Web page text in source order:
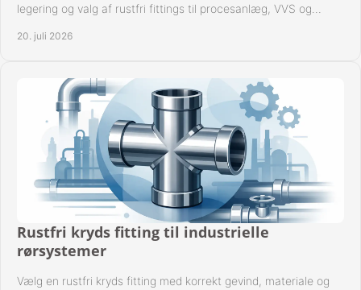
legering og valg af rustfri fittings til procesanlæg, VVS og
20. juli 2026
Rustfri kryds fitting til industrielle
rørsystemer
Vælg en rustfri kryds fitting med korrekt gevind, materiale og